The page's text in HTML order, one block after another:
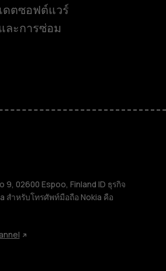
ดตซอฟต์แวร์
ละการซ่อม
02600 Espoo, Finland ID ธุรกิจ
สำหรับโทรศัพท์มือถือ Nokia คือ